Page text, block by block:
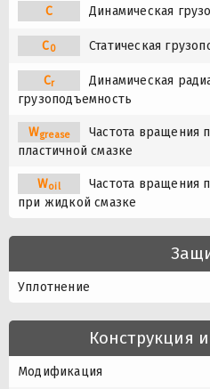
C Динамическая
C0 Статическая
Cr
Динамическая
грузоподъемность
Wgrease
Частота вращения
пластичной смазке
Woil
Частота вращения
при жидкой смазке
Уплотнение
Конструкция
Модификация